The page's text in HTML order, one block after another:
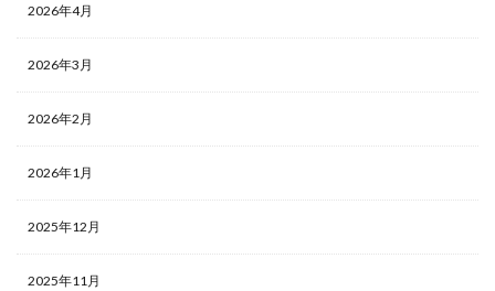
2026年4月
2026年3月
2026年2月
2026年1月
2025年12月
2025年11月